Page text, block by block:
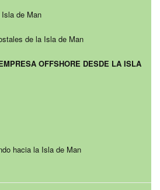
de Man
de la Isla de Man
OFFSHORE DESDE LA ISLA
hacia la Isla de Man